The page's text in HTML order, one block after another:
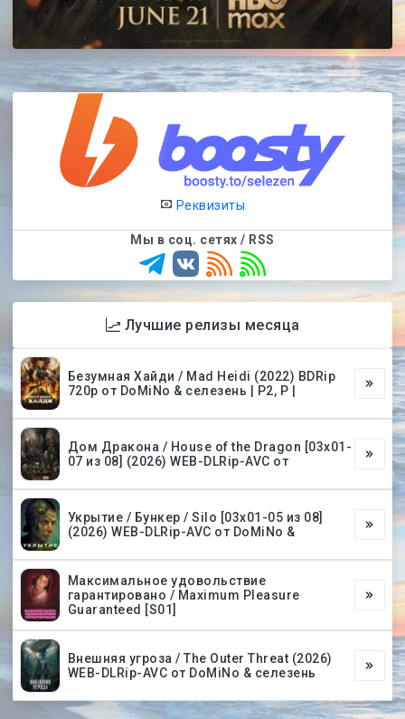
Реквизиты
Мы в соц. сетях / RSS
Лучшие релизы месяца
Безумная Хайди / Mad Heidi (2022) BDRip
720p от DoMiNo & селезень | P2, P |
Дом Дракона / House of the Dragon [03х01-
07 из 08] (2026) WEB-DLRip-AVC от
Укрытие / Бункер / Silo [03х01-05 из 08]
(2026) WEB-DLRip-AVC от DoMiNo &
Максимальное удовольствие
гарантировано / Maximum Pleasure
Guaranteed [S01]
Внешняя угроза / The Outer Threat (2026)
WEB-DLRip-AVC от DoMiNo & селезень